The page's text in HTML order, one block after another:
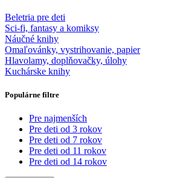
Beletria pre deti
Sci-fi, fantasy a komiksy
Náučné knihy
Omaľovánky, vystrihovanie, papier
Hlavolamy, doplňovačky, úlohy
Kuchárske knihy
Populárne filtre
Pre najmenších
Pre deti od 3 rokov
Pre deti od 7 rokov
Pre deti od 11 rokov
Pre deti od 14 rokov